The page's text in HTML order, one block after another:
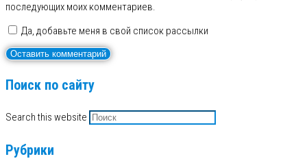
последующих моих комментариев.
Да, добавьте меня в свой список рассылки
Поиск по сайту
Search this website
Рубрики